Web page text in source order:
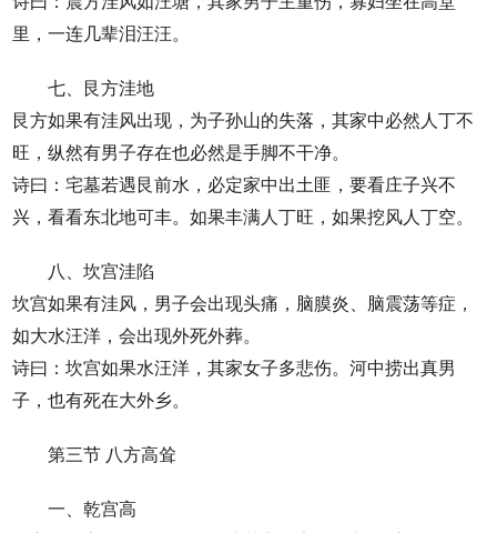
里，一连几辈泪汪汪。
七、艮方洼地
艮方如果有洼风出现，为子孙山的失落，其家中必然人丁不
旺，纵然有男子存在也必然是手脚不干净。
诗曰：宅墓若遇艮前水，必定家中出土匪，要看庄子兴不
兴，看看东北地可丰。如果丰满人丁旺，如果挖风人丁空。
八、坎宫洼陷
坎宫如果有洼风，男子会出现头痛，脑膜炎、脑震荡等症，
如大水汪洋，会出现外死外葬。
诗曰：坎宫如果水汪洋，其家女子多悲伤。河中捞出真男
子，也有死在大外乡。
第三节 八方高耸
一、乾宫高